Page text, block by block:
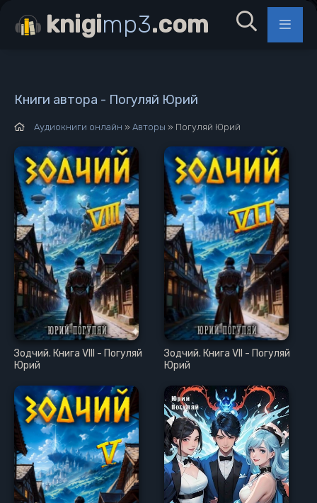
Книги автора - Погуляй Юрий
Аудиокниги онлайн » Авторы » Погуляй Юрий
Зодчий. Книга VIII - Погуляй
Юрий
Зодчий. Книга VII - Погуляй
Юрий
knigimp3.com